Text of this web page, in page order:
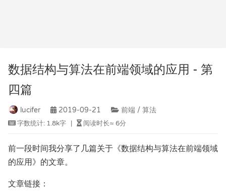
数据结构与算法在前端领域的应用 - 第
四篇
lucifer 2019-09-21 前端 / 算法
字数统计: 1.8k字 阅读时长≈ 6分
前一段时间我分享了几篇关于《数据结构与算法在前端领域
的应用》的文章。
文章链接：